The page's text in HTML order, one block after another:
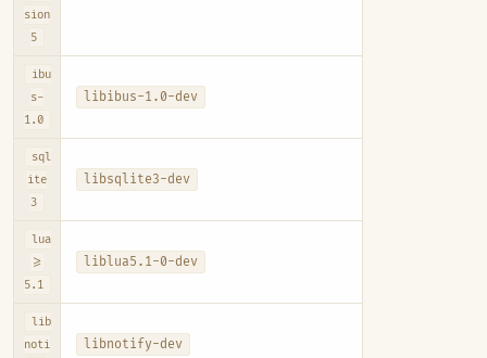
sion
5
ibu
s-
1.0
libibus-1.0-dev
sql
ite
3
libsqlite3-dev
lua
>=
5.1
liblua5.1-0-dev
lib
noti
libnotify-dev